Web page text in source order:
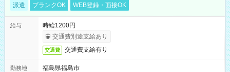
派遣 ブランクOK WEB登録・面接OK
給与
時給1200円
交通費別途支給あり
交通費 交通費支給有り
勤務地
福島県福島市